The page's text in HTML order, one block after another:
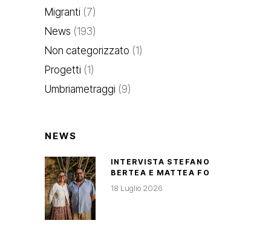
Migranti (7)
News (193)
Non categorizzato (1)
Progetti (1)
Umbriametraggi (9)
NEWS
INTERVISTA STEFANO
BERTEA E MATTEA FO
18 Luglio 2026